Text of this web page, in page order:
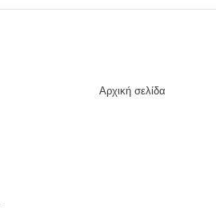
Αρχική σελίδα